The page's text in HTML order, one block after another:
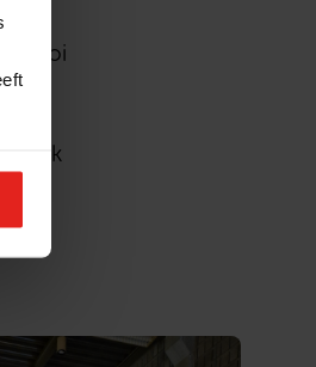
mooi
en
week